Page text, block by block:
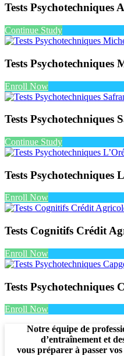
Tests Psychotechniques
Continue Study
Tests Psychotechniques
Enroll Now
Tests Psychotechniques
Continue Study
Tests Psychotechniques
Enroll Now
Tests Cognitifs Crédit
Enroll Now
Tests Psychotechniques
Enroll Now
Notre équipe de
d’entraînement et
vous préparer à passer